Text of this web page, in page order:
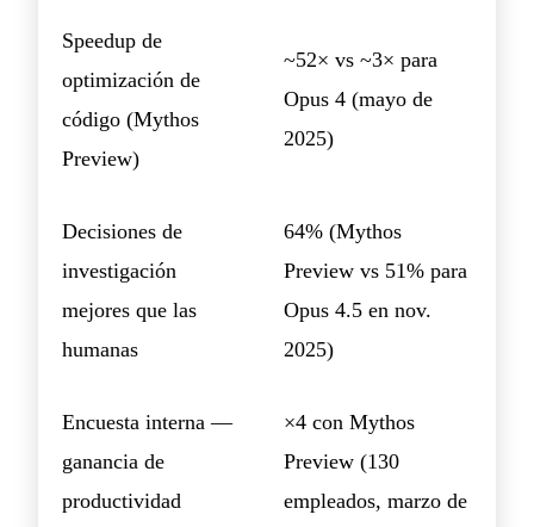
Speedup de
optimización de
código (Mythos
Preview)
~52× vs ~3× para
Opus 4 (mayo de
2025)
Decisiones de
investigación
mejores que las
humanas
64% (Mythos
Preview vs 51% para
Opus 4.5 en nov.
2025)
Encuesta interna —
ganancia de
productividad
×4 con Mythos
Preview (130
empleados, marzo de